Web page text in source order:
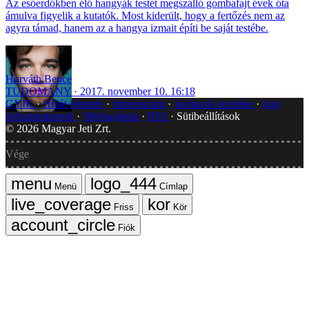
Az esőerdőkben élő hangyák testét megszálló gombafajt évek óta
ámulva figyelik a kutatók. Most kiderült, hogy a fertőzés nem az
agyra támad, hanem az a hangya izmait építi be saját testébe.
Horváth Bence
TUDOMÁNY
2017. november 10. 16:18
GYIK Hibát jelentek Impresszum Javítások kezelése
Jogi
dokumentumok
Médiaajánlat RSS
Sütibeállítások
© 2026 Magyar Jeti Zrt.
Vége
Menü
Címlap
Friss
Kör
Fiók